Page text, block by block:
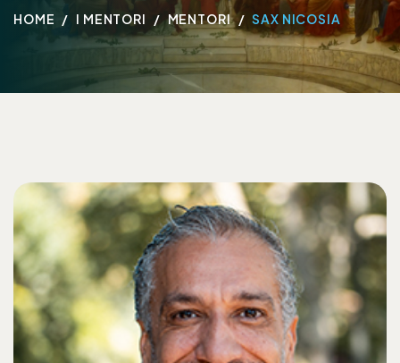
HOME I MENTORI MENTORI SAX NICOSIA